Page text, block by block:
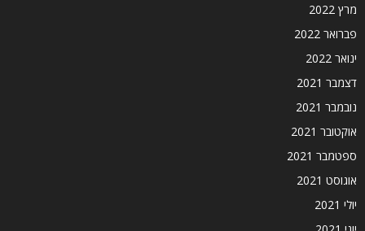
מרץ 2022
פברואר 2022
ינואר 2022
דצמבר 2021
נובמבר 2021
אוקטובר 2021
ספטמבר 2021
אוגוסט 2021
יולי 2021